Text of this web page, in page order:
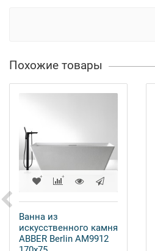
Похожие товары
Ванна из
искусственного камня
ABBER Berlin AM9912